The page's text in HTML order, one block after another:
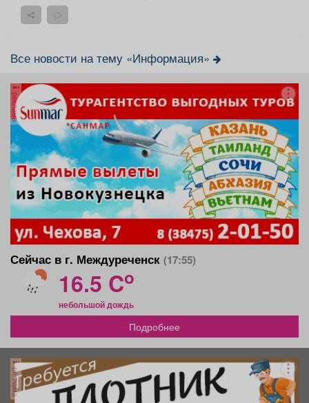
Все новости на тему «Информация»
реклама
Сейчас в г. Междуреченск (17:55)
16.5 Co
небольшой дождь
Подробнее
реклама